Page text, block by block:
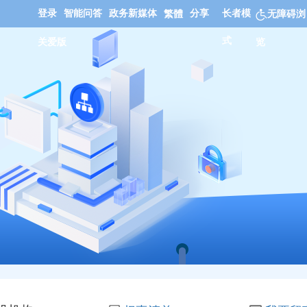
登录 智能问答 政务新媒体 繁體 分享
关爱版
长者模
式
无障碍浏
览